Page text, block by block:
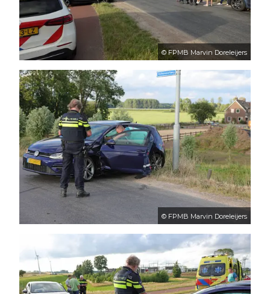
© FPMB Marvin Doreleijers
© FPMB Marvin Doreleijers